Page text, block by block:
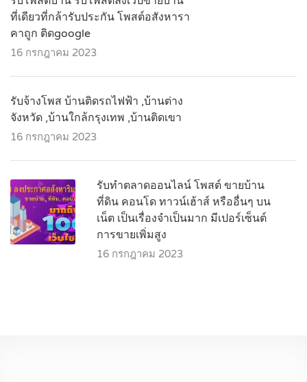
ที่เดียวที่กล้ารับประกัน โพสต์อสังหารา
คาถูก ติดgoogle
16 กรกฎาคม 2023
รับจ้างโพส บ้านติดรถไฟฟ้า ,บ้านต่าง
จังหวัด ,บ้านใกล้กรุงเทพ ,บ้านติดเขา
16 กรกฎาคม 2023
รับทำตลาดออนไลน์ โพสต์ ขายบ้าน
ที่ดิน คอนโด ทาวน์เฮ้าส์ หรืออื่นๆ บน
เน็ต เป็นเรื่องจำเป็นมาก มีเปอร์เซ็นต์
การขายเพิ่มสูง
16 กรกฎาคม 2023